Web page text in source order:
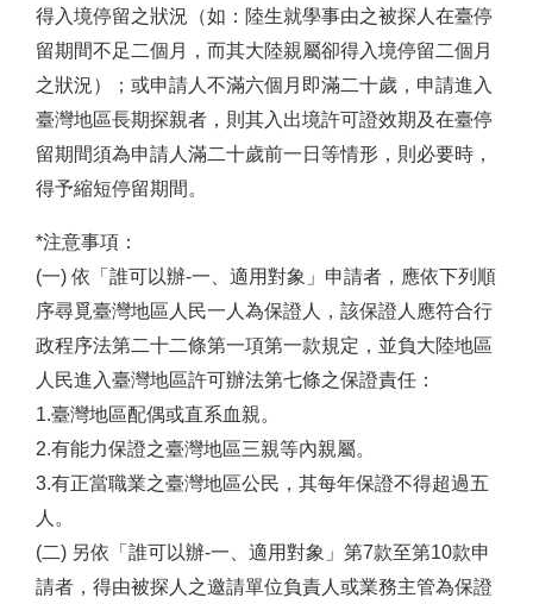
得入境停留之狀況（如：陸生就學事由之被探人在臺停
留期間不足二個月，而其大陸親屬卻得入境停留二個月
之狀況）；或申請人不滿六個月即滿二十歲，申請進入
臺灣地區長期探親者，則其入出境許可證效期及在臺停
留期間須為申請人滿二十歲前一日等情形，則必要時，
得予縮短停留期間。
*注意事項：
(一) 依「誰可以辦-一、適用對象」申請者，應依下列順
序尋覓臺灣地區人民一人為保證人，該保證人應符合行
政程序法第二十二條第一項第一款規定，並負大陸地區
人民進入臺灣地區許可辦法第七條之保證責任：
1.臺灣地區配偶或直系血親。
2.有能力保證之臺灣地區三親等內親屬。
3.有正當職業之臺灣地區公民，其每年保證不得超過五
人。
(二) 另依「誰可以辦-一、適用對象」第7款至第10款申
請者，得由被探人之邀請單位負責人或業務主管為保證